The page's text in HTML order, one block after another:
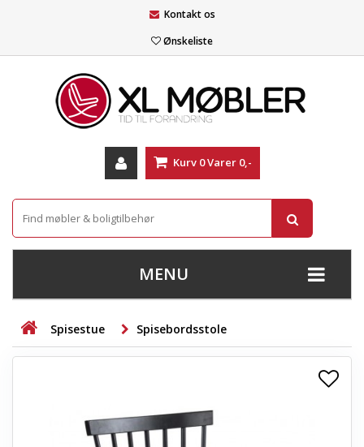
Kontakt os
Ønskeliste
Kurv 0Varer 0,-
MENU
+
STUE
+
KONTORMØBLER
Spisestue Spisebordsstole